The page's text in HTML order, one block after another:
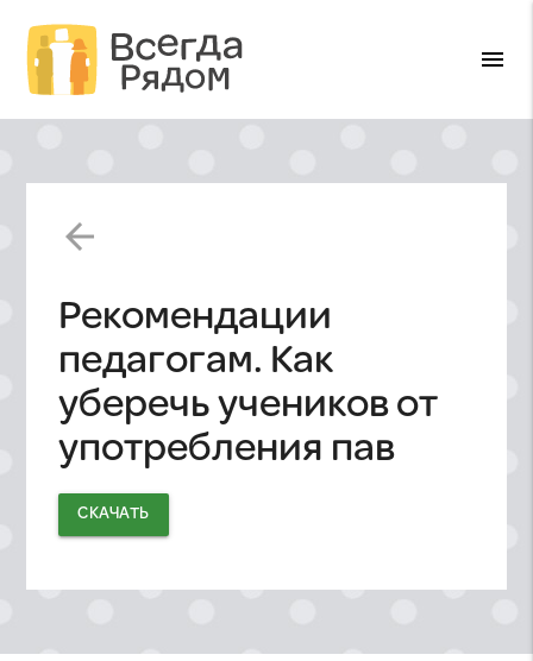
menu
arrow_back
Рекомендации
педагогам. Как
уберечь учеников от
употребления пав
СКАЧАТЬ